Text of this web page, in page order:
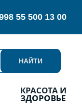
55 500 13 00
НАЙТИ
КРАСОТА И
ЗДОРОВЬЕ